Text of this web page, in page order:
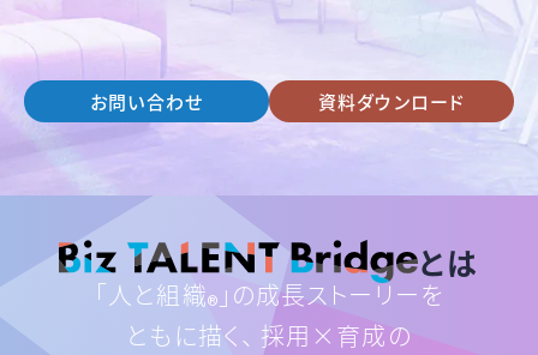
お問い合わせ 資料ダウンロード
とは
「人と組織® 」の成長ストーリーを
ともに描く、 採用×育成の